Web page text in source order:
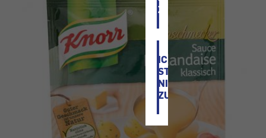
ZU
ICH
STIMME
NICHT
ZU